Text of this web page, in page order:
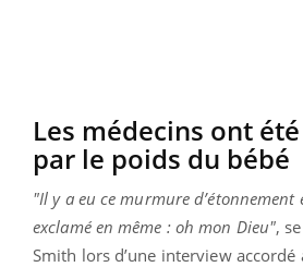
Les médecins ont
par le poids du bébé
"Il y a eu ce murmure d’étonnement
exclamé en même : oh mon Dieu",
Smith lors d’une interview accordé